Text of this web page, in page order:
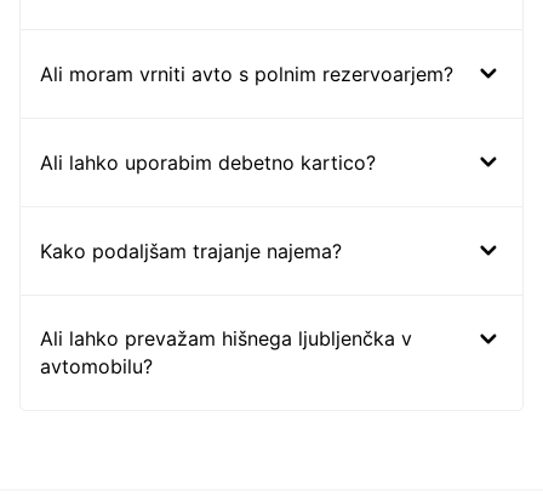
Ali moram vrniti avto s polnim rezervoarjem?
Ali lahko uporabim debetno kartico?
Kako podaljšam trajanje najema?
Ali lahko prevažam hišnega ljubljenčka v
avtomobilu?